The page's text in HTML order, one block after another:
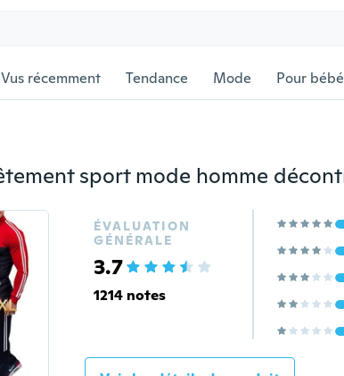
Vus récemment Tendance Mode Pour bébé
ÉVALUATION
GÉNÉRALE
3.7
1214 notes